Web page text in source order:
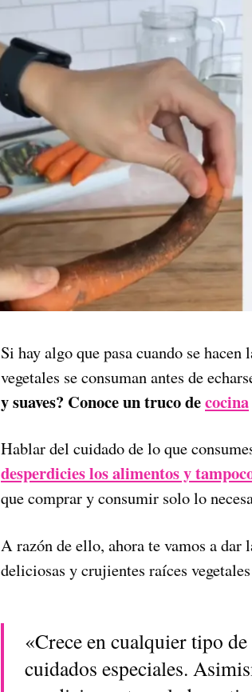
Si hay algo que pasa cuando se
vegetales se consuman antes de
y suaves? Conoce un truco decocina
Hablar del cuidado de lo que
desperdicies los alimentos y
que comprar y consumir solo lo
A razón de ello, ahora te vamos a dar
deliciosas y crujientes raíces
«Crece en cualquier tipo
cuidados especiales.